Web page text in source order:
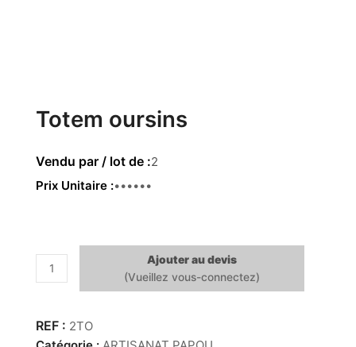
Totem oursins
2
Prix Unitaire 49.00€
quantité
de
oursins
Ajouter au devis
2TO